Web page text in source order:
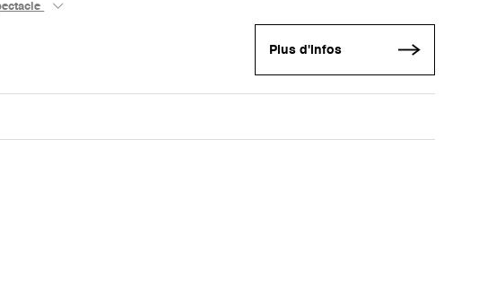
Plus d'infos